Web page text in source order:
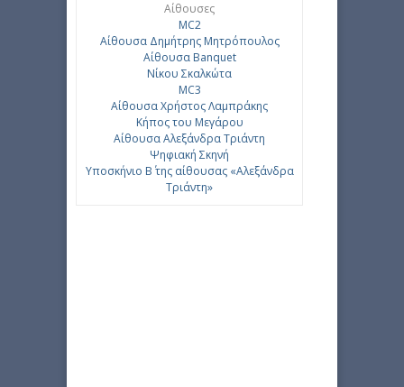
Αίθουσες
MC2
Αίθουσα Δημήτρης Μητρόπουλος
Αίθουσα Banquet
Νίκου Σκαλκώτα
MC3
Aίθουσα Χρήστος Λαμπράκης
Κήπος του Μεγάρου
Αίθουσα Αλεξάνδρα Τριάντη
Ψηφιακή Σκηνή
Υποσκήνιο Β΄ της αίθουσας «Αλεξάνδρα
Τριάντη»